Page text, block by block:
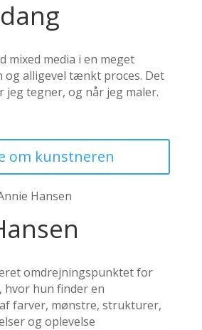
mixed media i en meget
og alligevel tænkt proces. Det
jeg tegner, og når jeg maler.
om kunstneren
omdrejningspunktet for
hvor hun finder en
farver, mønstre, strukturer,
og oplevelse